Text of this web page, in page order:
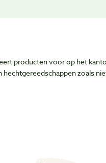
producten voor op het
zoals